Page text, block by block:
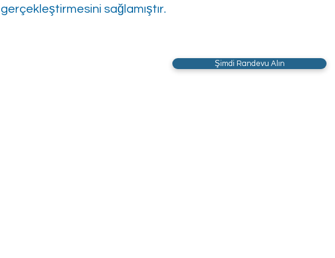
gerçekleştirmesini sağlamıştır.
Şimdi Randevu Alın